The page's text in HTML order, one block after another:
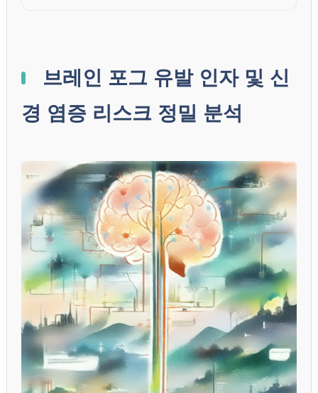
브레인 포그 유발 인자 및 신
경 염증 리스크 정밀 분석